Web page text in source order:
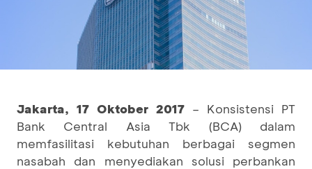
Jakarta, 17 Oktober 2017 – Konsistensi PT
Bank Central Asia Tbk (BCA) dalam
memfasilitasi kebutuhan berbagai segmen
nasabah dan menyediakan solusi perbankan